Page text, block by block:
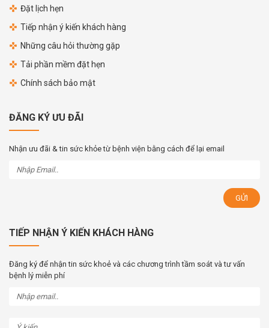
Đặt lịch hẹn
Tiếp nhận ý kiến khách hàng
Những câu hỏi thường gặp
Tải phần mềm đặt hẹn
Chính sách bảo mật
ĐĂNG KÝ ƯU ĐÃI
Nhận ưu đãi & tin sức khỏe từ bệnh viện bằng cách để lại email
TIẾP NHẬN Ý KIẾN KHÁCH HÀNG
Đăng ký để nhận tin sức khoẻ và các chương trình tầm soát và tư vấn
bệnh lý miễn phí